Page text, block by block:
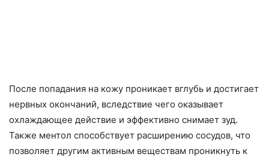
После попадания на кожу проникает вглубь и достигает
нервных окончаний, вследствие чего оказывает
охлаждающее действие и эффективно снимает зуд.
Также ментол способствует расширению сосудов, что
позволяет другим активным веществам проникнуть к